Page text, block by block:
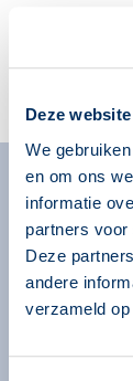
Deze
We
en om ons
informatie
partners
Deze
andere
verzameld
Algemeen
Over ons
Over